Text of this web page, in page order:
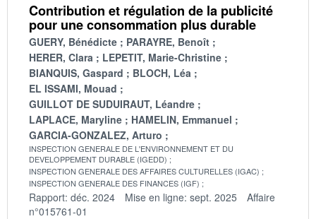
Contribution et régulation de la publicité
pour une consommation plus durable
GUERY, Bénédicte
PARAYRE, Benoît
HERER, Clara
LEPETIT, Marie-Christine
BIANQUIS, Gaspard
BLOCH, Léa
EL ISSAMI, Mouad
GUILLOT DE SUDUIRAUT, Léandre
LAPLACE, Maryline
HAMELIN, Emmanuel
GARCIA-GONZALEZ, Arturo
INSPECTION GENERALE DE L'ENVIRONNEMENT ET DU
DEVELOPPEMENT DURABLE (IGEDD)
INSPECTION GENERALE DES AFFAIRES CULTURELLES (IGAC)
INSPECTION GENERALE DES FINANCES (IGF)
Rapport: déc. 2024 Mise en ligne: sept. 2025
Affaire
n°015761-01